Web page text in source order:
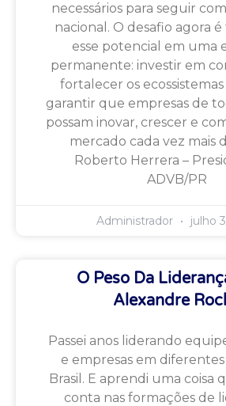
necessários para seguir
nacional. O desafio agora
esse potencial em uma
permanente: investir em
fortalecer os
garantir que empresas de
possam inovar, crescer e
mercado cada vez mais
Roberto Herrera –
ADVB/PR
Administrador julho
O Peso Da
Alexandre
Passei anos liderando
e empresas em
Brasil. E aprendi uma coisa
conta nas formações de